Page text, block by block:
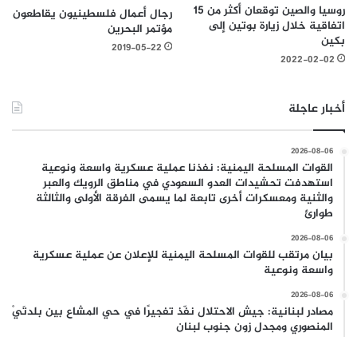
روسيا والصين توقعان أكثر من 15
اتفاقية خلال زيارة بوتين إلى
بكين
2022-02-02
رجال أعمال فلسطينيون يقاطعون
مؤتمر البحرين
2019-05-22
أخبار عاجلة
2026-08-06
القوات المسلحة اليمنية: نفذنا عملية عسكرية واسعة ونوعية
استهدفت تحشيدات العدو السعودي في مناطق الرويك والعبر
والثنية ومعسكرات أخرى تابعة لما يسمى الفرقة الأولى والثالثة
طوارئ
2026-08-06
بيان مرتقب للقوات المسلحة اليمنية للإعلان عن عملية عسكرية
واسعة ونوعية
2026-08-06
مصادر لبنانية: جيش الاحتلال نفّذ تفجيرًا في حي المشاع بين بلدتَيْ
المنصوري ومجدل زون جنوب لبنان